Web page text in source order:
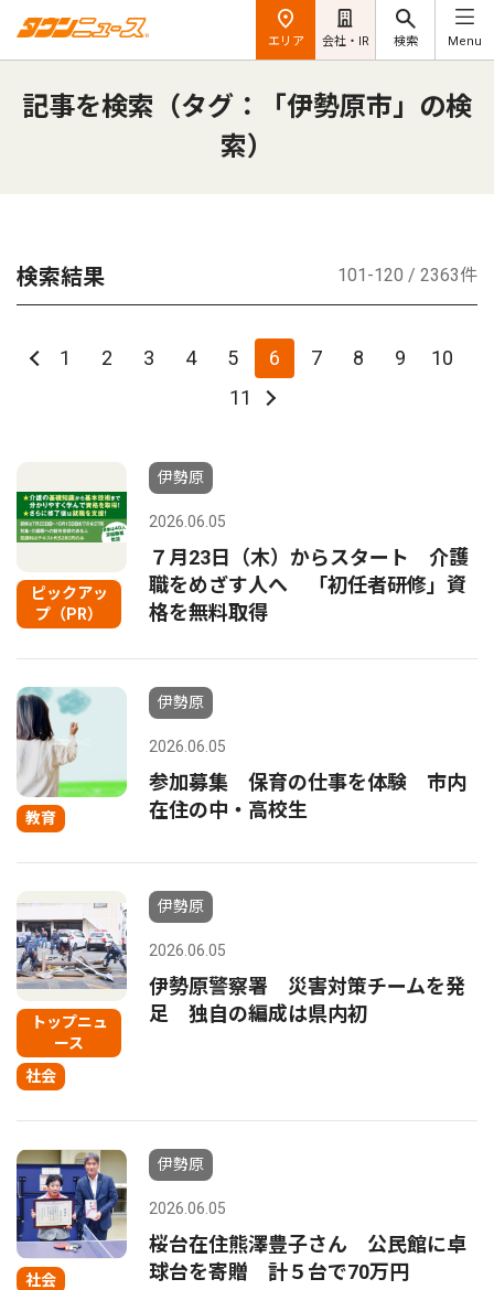
エリア 会社・IR 検索 Menu
記事を検索（タグ：「伊勢原市」の検
索）
検索結果 101-120 / 2363件
1 2 3 4 5 6 7 8 9
10
11
ピックアッ
プ（PR）
伊勢原
2026.06.05
７月23日（木）からスタート 介護
職をめざす人へ 「初任者研修」資
格を無料取得
教育
伊勢原
2026.06.05
参加募集 保育の仕事を体験 市内
在住の中・高校生
トップニュ
ース
社会
伊勢原
2026.06.05
伊勢原警察署 災害対策チームを発
足 独自の編成は県内初
社会
伊勢原
2026.06.05
桜台在住熊澤豊子さん 公民館に卓
球台を寄贈 計５台で70万円